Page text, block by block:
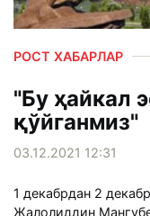
РОСТ ХАБАРЛАР
"Бу ҳайкал
қўйганмиз"
03.12.2021 12:31
1 декабрдан 2
Жалолиддин